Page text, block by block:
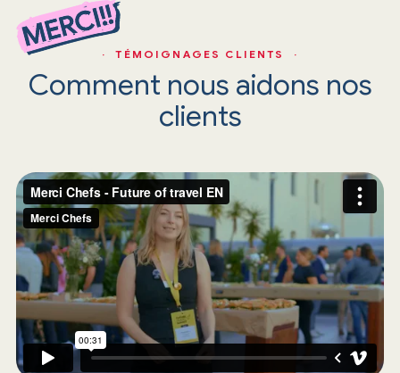
· TÉMOIGNAGES CLIENTS ·
Comment nous aidons nos
clients